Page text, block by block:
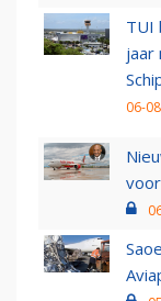
TUI
jaar
06-